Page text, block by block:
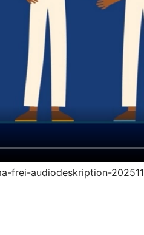
frei-audiodeskription-202511